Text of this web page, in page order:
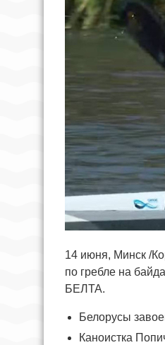
14 июня, Минск /
по гребле на
БЕЛТА.
Белорусы
Каноистка